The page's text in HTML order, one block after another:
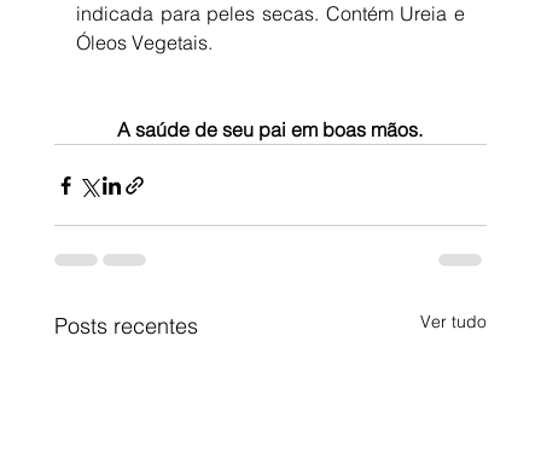
indicada para peles secas. Contém Ureia e
Óleos Vegetais.
A saúde de seu pai em boas mãos.
Posts recentes Ver tudo